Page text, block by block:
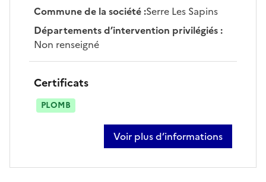
Commune de la société:Serre Les Sapins
Départements d’intervention privilégiés:
Non renseigné
Certificats
PLOMB
Voir plus d’informations
sur arnaud chatelain